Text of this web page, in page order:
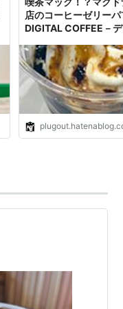
店のコーヒーゼリー
DIGITAL COFFEE－